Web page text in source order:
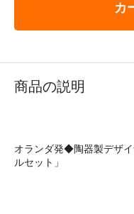
カ
商品の説明
オランダ発◆陶器製デザ
ルセット」